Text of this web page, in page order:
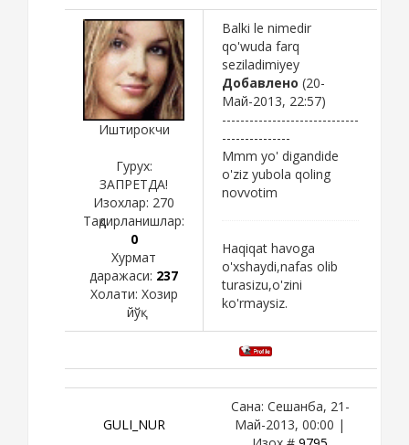
Иштирокчи
Гурух:
ЗАПРЕТДА!
Изохлар: 270
Тақдирланишлар:
0
Хурмат
даражаси: 237
Холати: Хозир
йўқ
Balki le nimedir
qo'wuda farq
seziladimiyey
Добавлено (20-
Май-2013, 22:57)
------------------------------
---------------
Mmm yo' digandide
o'ziz yubola qoling
novvotim
Haqiqat havoga
o'xshaydi,nafas olib
turasizu,o'zini
ko'rmaysiz.
GULI_NUR
Сана: Сешанба, 21-
Май-2013, 00:00 |